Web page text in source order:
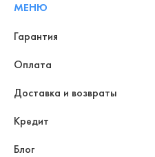
МЕНЮ
Гарантия
Оплата
Доставка и возвраты
Кредит
Блог